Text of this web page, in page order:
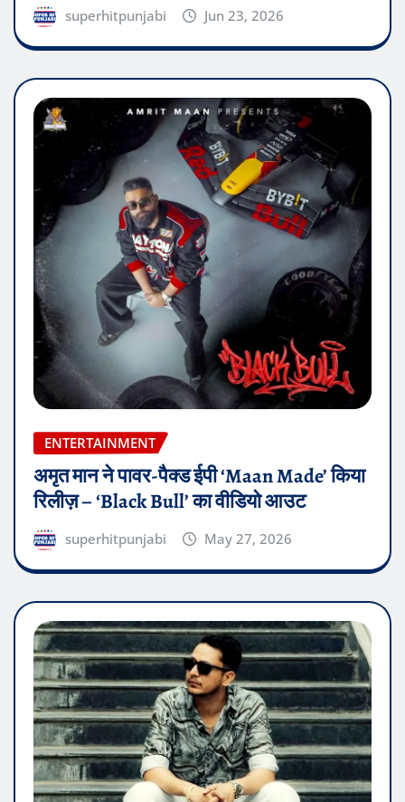
superhitpunjabi Jun 23, 2026
ENTERTAINMENT
अमृत मान ने पावर-पैक्ड ईपी ‘Maan Made’ किया
रिलीज़ – ‘Black Bull’ का वीडियो आउट
superhitpunjabi May 27, 2026